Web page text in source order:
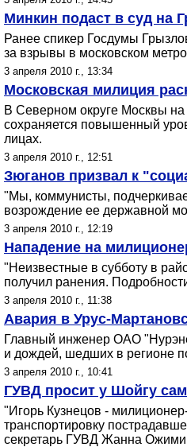
Минкин подаст в суд на
Ранее спикер Госдумы
за взрывы в московском
3 апреля 2010 г., 13:34
Московская милиция
В Северном округе Москвы на
сохраняется повышенный
лицах.
3 апреля 2010 г., 12:51
Зюганов призвал к
"Мы, коммунисты,
возрождение ее державной
3 апреля 2010 г., 12:19
Нападение на
"Неизвестные в субботу в
получил ранения.
3 апреля 2010 г., 11:38
Авария в Урус-
Главный инженер ОАО
и дождей, шедших в регионе
3 апреля 2010 г., 10:41
ГУВД просит у Шойгу
"Игорь Кузнецов -
транспортировку
секретарь ГУВД Жанна